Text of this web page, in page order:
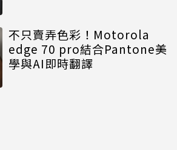
不只賣弄色彩！Motorola
edge 70 pro結合Pantone美
學與AI即時翻譯